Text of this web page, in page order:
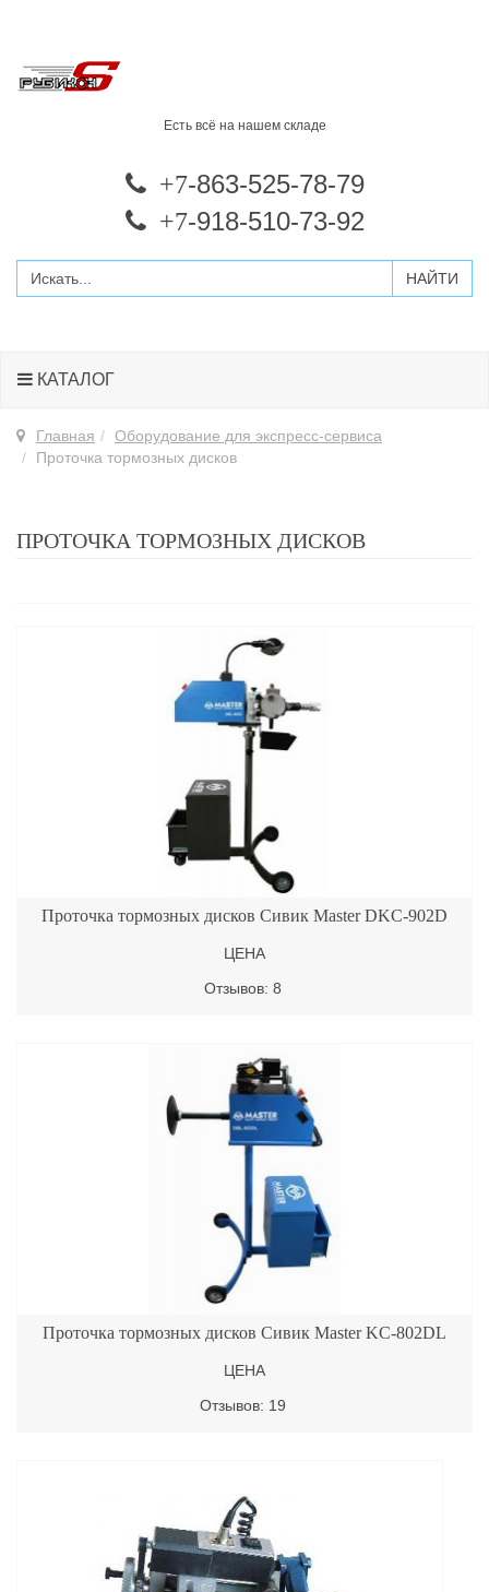
Есть всё на нашем складе
+7-863-525-78-79
+7-918-510-73-92
КАТАЛОГ
Главная
Оборудование для экспресс-сервиса
Проточка тормозных дисков
ПРОТОЧКА ТОРМОЗНЫХ ДИСКОВ
Проточка тормозных дисков Сивик Master DKC-902D
ЦЕНА
Отзывов: 8
Проточка тормозных дисков Сивик Master KC-802DL
ЦЕНА
Отзывов: 19